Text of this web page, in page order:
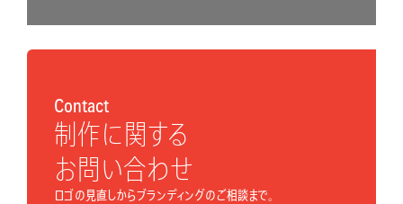
Contact
制作に関する
お問い合わせ
ロゴの見直しからブランディングのご相談まで。